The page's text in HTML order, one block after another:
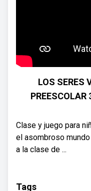
LOS SERES
Clase y juego para
el asombroso
a la clase de ...
Tags